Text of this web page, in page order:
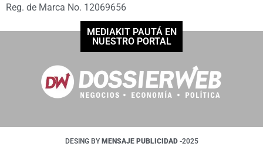
Reg. de Marca No. 12069656
MEDIAKIT PAUTÁ EN
NUESTRO PORTAL
DESING BY MENSAJE PUBLICIDAD -2025